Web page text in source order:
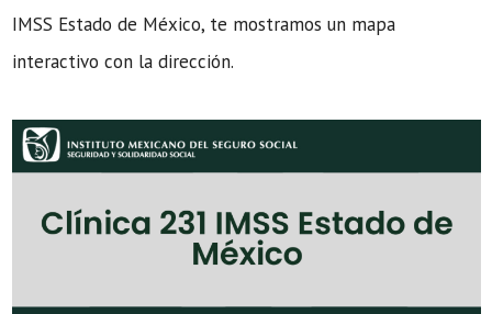
IMSS Estado de México, te mostramos un mapa
interactivo con la dirección.